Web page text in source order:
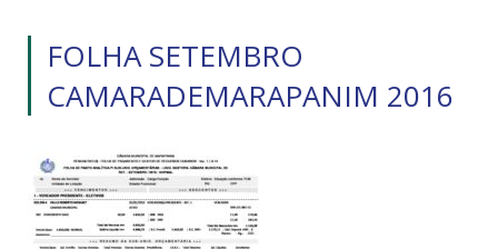
FOLHA SETEMBRO
CAMARADEMARAPANIM 2016